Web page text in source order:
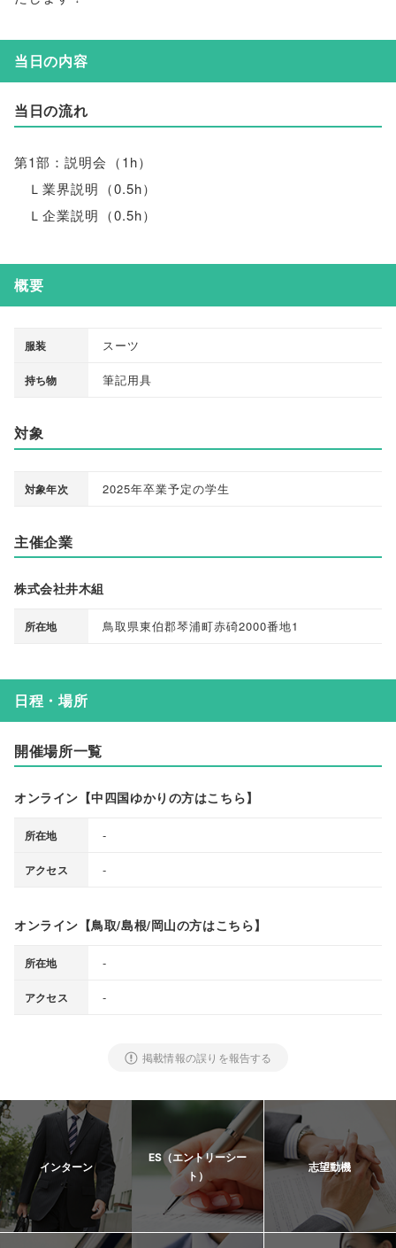
当日の内容
当日の流れ
第1部：説明会 （1h）
Ｌ業界説明 （0.5h）
Ｌ企業説明 （0.5h）
概要
服装 スーツ
持ち物 筆記用具
対象
対象年次 2025年卒業予定の学生
主催企業
株式会社井木組
所在地 鳥取県東伯郡琴浦町赤碕2000番地1
日程・場所
開催場所一覧
オンライン【中四国ゆかりの方はこちら】
所在地 -
アクセス -
オンライン【鳥取/島根/岡山の方はこちら】
所在地 -
アクセス -
掲載情報の誤りを報告する
インターン
ES（エントリーシー
ト）
志望動機